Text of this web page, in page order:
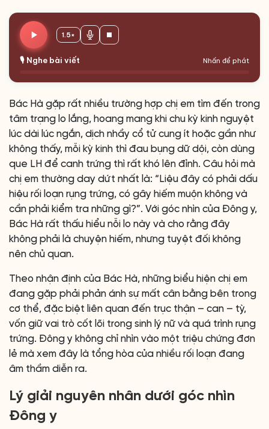
🎙️ Nghe bài viết Nhấn để phát
1.5×
Bác Hà gặp rất nhiều trường hợp chị em tìm đến trong
tâm trạng lo lắng, hoang mang khi chu kỳ kinh nguyệt
lúc dài lúc ngắn, dịch nhầy cổ tử cung ít hoặc gần như
không thấy, mỗi kỳ kinh thì đau bụng dữ dội, còn dùng
que LH để canh trứng thì rất khó lên đỉnh. Câu hỏi mà
chị em thường day dứt nhất là: “Liệu đây có phải dấu
hiệu rối loạn rụng trứng, có gây hiếm muộn không và
cần phải kiểm tra những gì?”. Với góc nhìn của Đông y,
Bác Hà rất thấu hiểu nỗi lo này và cho rằng đây
không phải là chuyện hiếm, nhưng tuyệt đối không
nên chủ quan.
Theo nhận định của Bác Hà, những biểu hiện chị em
đang gặp phải phản ánh sự mất cân bằng bên trong
cơ thể, đặc biệt liên quan đến trục thận – can – tỳ,
vốn giữ vai trò cốt lõi trong sinh lý nữ và quá trình rụng
trứng. Đông y không chỉ nhìn vào một triệu chứng đơn
lẻ mà xem đây là tổng hòa của nhiều rối loạn đang
âm thầm diễn ra.
Lý giải nguyên nhân dưới góc nhìn
Đông y